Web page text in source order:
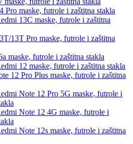
Pro maske, futrole i zaštitna stakla
13C maske, futrole i zaštitna
13T Pro maske, futrole i zaštitna
maske, futrole i zaštitna stakla
12 maske, futrole i zaštitna stakla
12 Pro Plus maske, futrole i zaštitna
Note 12 Pro 5G maske, futrole i
Note 12 4G maske, futrole i
Note 12s maske, futrole i zaštitna